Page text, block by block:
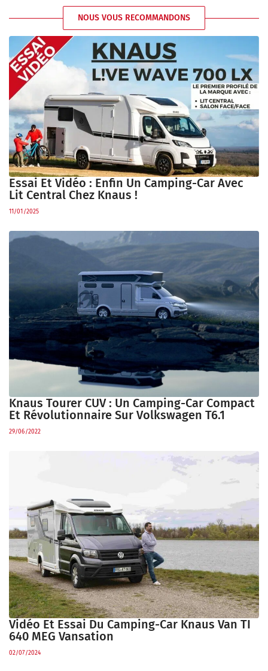
NOUS VOUS RECOMMANDONS
Essai Et Vidéo : Enfin Un Camping-Car Avec
Lit Central Chez Knaus !
11/01/2025
Knaus Tourer CUV : Un Camping-Car Compact
Et Révolutionnaire Sur Volkswagen T6.1
29/06/2022
Vidéo Et Essai Du Camping-Car Knaus Van TI
640 MEG Vansation
02/07/2024